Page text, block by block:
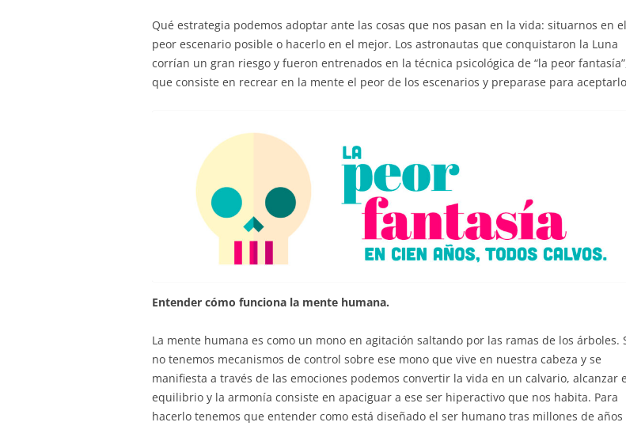
Qué estrategia podemos adoptar ante las cosas que nos pasan en la vida: situarnos en el
peor escenario posible o hacerlo en el mejor. Los astronautas que conquistaron la Luna
corrían un gran riesgo y fueron entrenados en la técnica psicológica de “la peor
que consiste en recrear en la mente el peor de los escenarios y preparase para
Entender cómo funciona la mente humana.
La mente humana es como un mono en agitación saltando por las ramas de los árboles.
no tenemos mecanismos de control sobre ese mono que vive en nuestra cabeza y se
manifiesta a través de las emociones podemos convertir la vida en un calvario, alcanzar
equilibrio y la armonía consiste en apaciguar a ese ser hiperactivo que nos habita. Para
hacerlo tenemos que entender como está diseñado el ser humano tras millones de años